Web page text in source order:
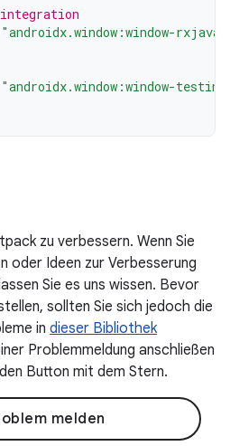
"androidx.window:window-
"androidx.window:window-
zu verbessern. Wenn Sie
oder Ideen zur Verbesserung
Sie es uns wissen. Bevor
sollten Sie sich jedoch die
in dieser Bibliothek
Problemmeldung anschließen
Button mit dem Stern.
melden